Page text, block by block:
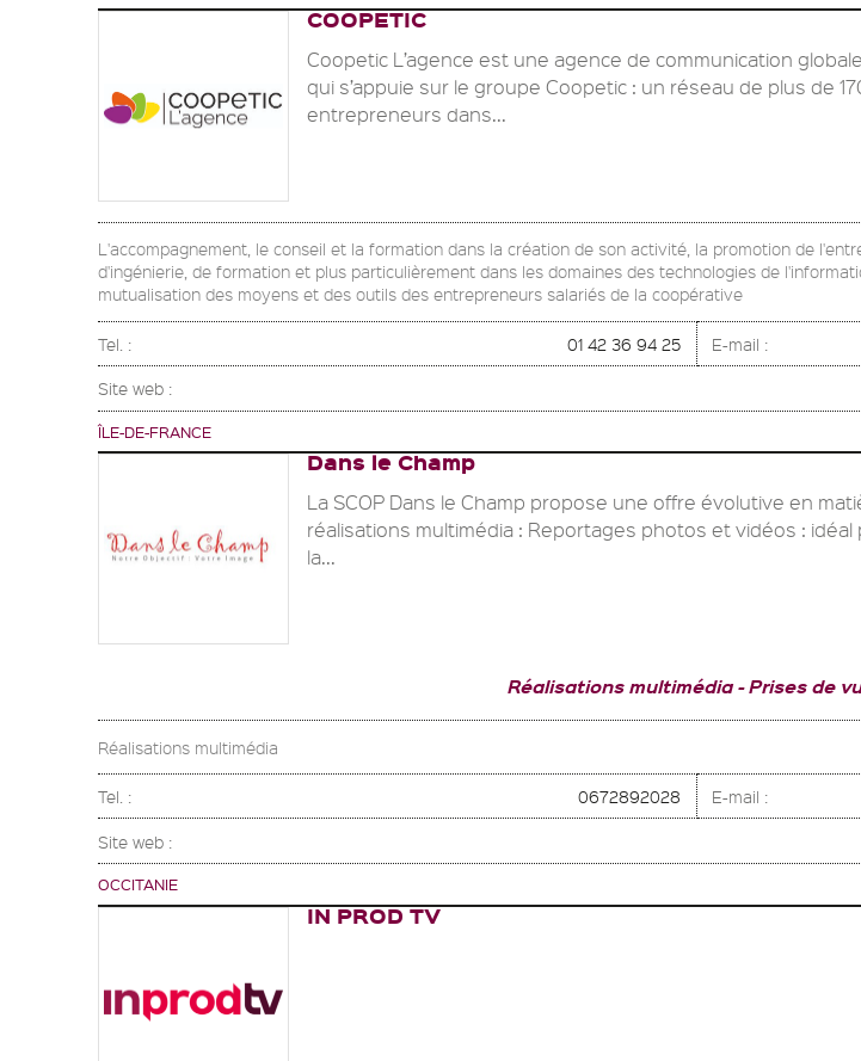
COOPETIC
Coopetic L’agence est une agence de communication
qui s’appuie sur le groupe Coopetic : un réseau de plus de
entrepreneurs dans...
L'accompagnement, le conseil et la formation dans la création de son activité, la promotion de
d'ingénierie, de formation et plus particulièrement dans les domaines des technologies de
mutualisation des moyens et des outils des entrepreneurs salariés de la coopérative
Tel. : 01 42 36 94 25 E-mail :
Site web :
ÎLE-DE-FRANCE
Dans le Champ
La SCOP Dans le Champ propose une offre évolutive en
réalisations multimédia : Reportages photos et vidéos : idéal
la...
Réalisations multimédia Prises de
Réalisations multimédia
Tel. : 0672892028 E-mail :
Site web :
OCCITANIE
IN PROD TV